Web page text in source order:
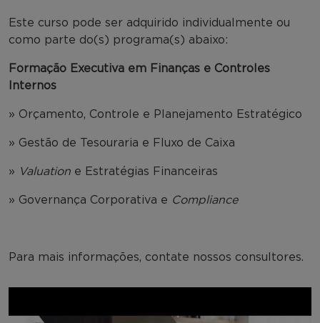
Este curso pode ser adquirido individualmente ou
como parte do(s) programa(s) abaixo:
Formação Executiva em Finanças e Controles
Internos
» Orçamento, Controle e Planejamento Estratégico
» Gestão de Tesouraria e Fluxo de Caixa
» Valuation e Estratégias Financeiras
» Governança Corporativa e Compliance
Para mais informações, contate nossos consultores.